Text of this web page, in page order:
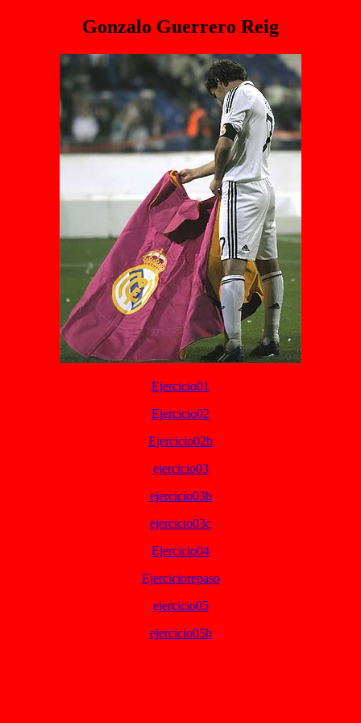
Gonzalo Guerrero Reig
Ejercicio01
Ejercicio02
Ejercicio02b
ejercicio03
ejercicio03b
ejercicio03c
Ejercicio04
Ejerciciorepaso
ejercicio05
ejercicio05b